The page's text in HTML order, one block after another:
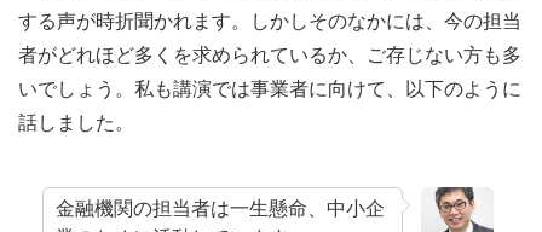
する声が時折聞かれます。しかしそのなかには、今の担当
者がどれほど多くを求められているか、ご存じない方も多
いでしょう。私も講演では事業者に向けて、以下のように
話しました。
金融機関の担当者は一生懸命、中小企